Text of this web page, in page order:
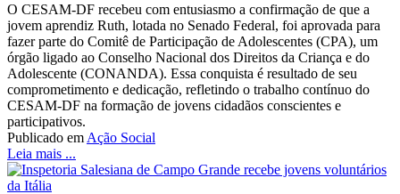
O CESAM-DF recebeu com entusiasmo a confirmação de que a
jovem aprendiz Ruth, lotada no Senado Federal, foi aprovada para
fazer parte do Comitê de Participação de Adolescentes (CPA), um
órgão ligado ao Conselho Nacional dos Direitos da Criança e do
Adolescente (CONANDA). Essa conquista é resultado de seu
comprometimento e dedicação, refletindo o trabalho contínuo do
CESAM-DF na formação de jovens cidadãos conscientes e
participativos.
Publicado em Ação Social
Leia mais ...